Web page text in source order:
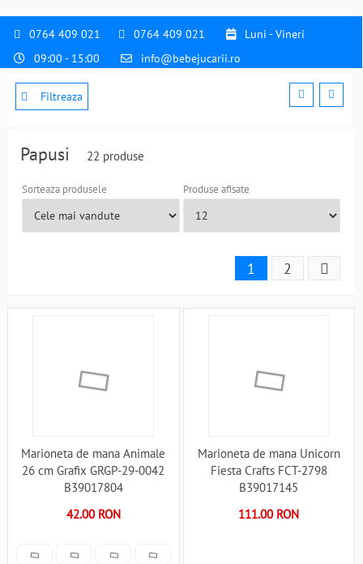
0764 409 021 0764 409 021
Luni - Vineri
09:00 - 15:00
info@bebejucarii.ro
Filtreaza
Papusi 22 produse
Sorteaza produsele Produse afisate
1 2
Marioneta de mana Animale
26 cm Grafix GRGP-29-0042
B39017804
42.00 RON
Marioneta de mana Unicorn
Fiesta Crafts FCT-2798
B39017145
111.00 RON